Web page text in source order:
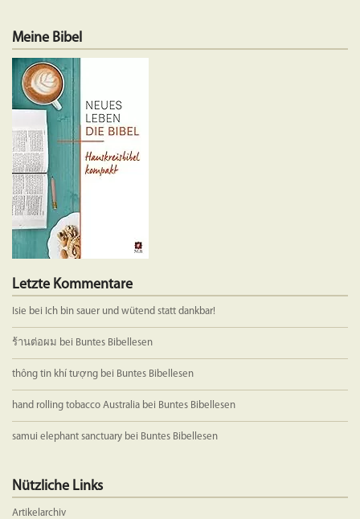
auf.
auf
der
Meine Bibel
Letzte Kommentare
Isie bei Ich bin sauer und wütend statt dankbar!
ร้านต่อผม bei Buntes Bibellesen
thông tin khí tượng bei Buntes Bibellesen
hand rolling tobacco Australia bei Buntes Bibellesen
samui elephant sanctuary bei Buntes Bibellesen
Nützliche Links
Artikelarchiv